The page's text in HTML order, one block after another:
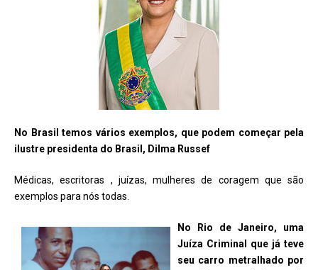
No Brasil temos vários exemplos, que podem começar pela
ilustre presidenta do Brasil, Dilma Russef
Médicas, escritoras , juízas, mulheres de coragem que são
exemplos para nós todas.
No Rio de Janeiro, uma
Juíza Criminal que já teve
seu carro metralhado por